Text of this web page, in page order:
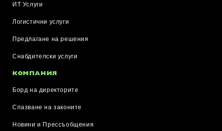
ИТ Услуги
Логистични услуги
Предлагане на решения
Снабдителски услуги
КОМПАНИЯ
Борд на директорите
Спазване на законите
Новини и Прессъобщения